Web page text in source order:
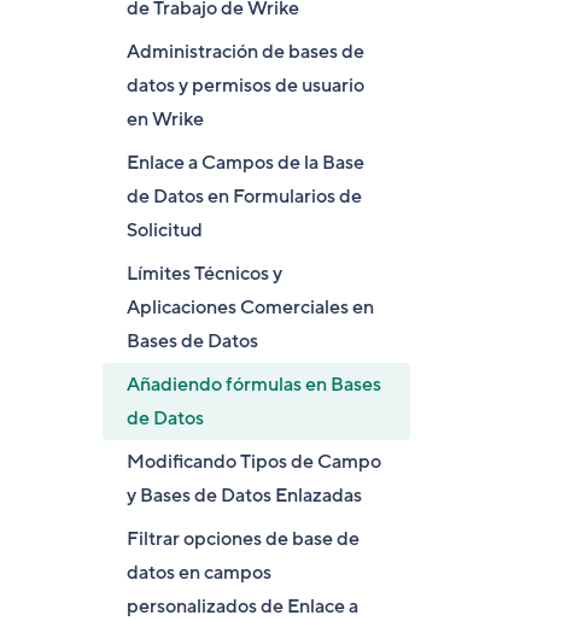
de Trabajo de Wrike
Administración de bases de
datos y permisos de usuario
en Wrike
Enlace a Campos de la Base
de Datos en Formularios de
Solicitud
Límites Técnicos y
Aplicaciones Comerciales en
Bases de Datos
Añadiendo fórmulas en Bases
de Datos
Modificando Tipos de Campo
y Bases de Datos Enlazadas
Filtrar opciones de base de
datos en campos
personalizados de Enlace a